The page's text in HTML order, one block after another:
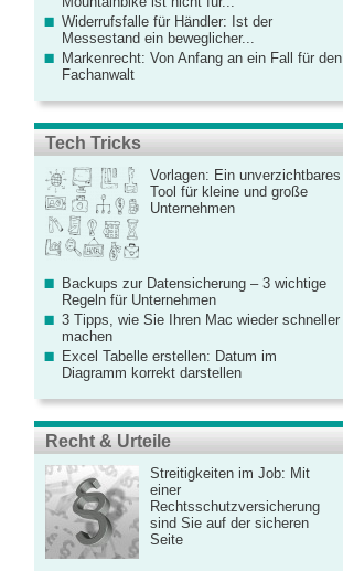
Widerrufsfalle für Händler: Ist der
Messestand ein beweglicher...
Markenrecht: Von Anfang an ein Fall für den
Fachanwalt
Tech Tricks
Vorlagen: Ein unverzichtbares
Tool für kleine und große
Unternehmen
Backups zur Datensicherung – 3 wichtige
Regeln für Unternehmen
3 Tipps, wie Sie Ihren Mac wieder schneller
machen
Excel Tabelle erstellen: Datum im
Diagramm korrekt darstellen
Recht & Urteile
Streitigkeiten im Job: Mit
einer
Rechtsschutzversicherung
sind Sie auf der sicheren
Seite